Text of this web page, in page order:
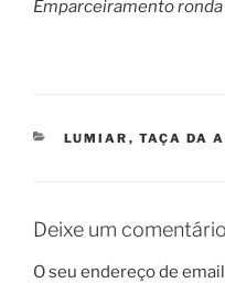
Emparceiramento ronda
CATEGORIAS
LUMIAR , TAÇA DA
Deixe um comentário
O seu endereço de